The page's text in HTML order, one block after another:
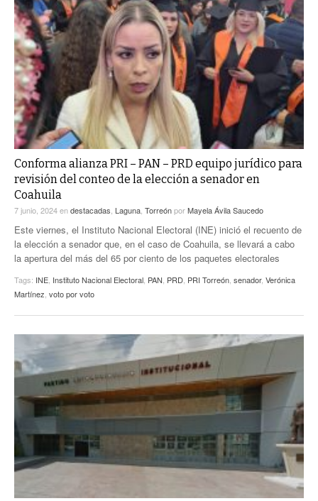
Conforma alianza PRI – PAN – PRD equipo jurídico para
revisión del conteo de la elección a senador en
Coahuila
7 junio, 2024endestacadas, Laguna, TorreónporMayela Ávila Saucedo
Este viernes, el Instituto Nacional Electoral (INE) inició el recuento de
la elección a senador que, en el caso de Coahuila, se llevará a cabo
la apertura del más del 65 por ciento de los paquetes electorales
Tags: INE, Instituto Nacional Electoral, PAN, PRD, PRI Torreón, senador, Verónica
Martínez, voto por voto